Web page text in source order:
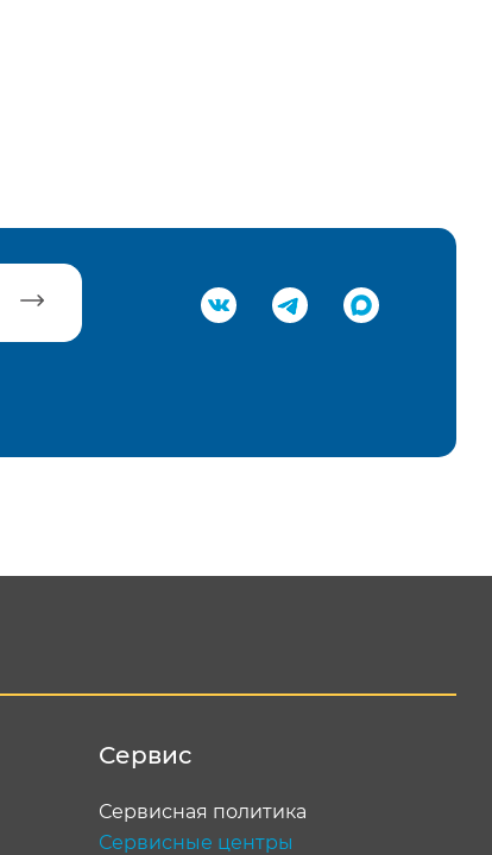
Сервис
Сервисная политика
Сервисные центры